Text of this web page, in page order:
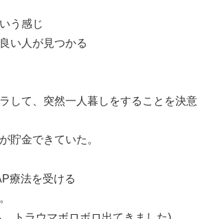
う感じ
い人が見つかる
して、突然一人暮しをすることを決意
貯金できていた。
療法を受ける